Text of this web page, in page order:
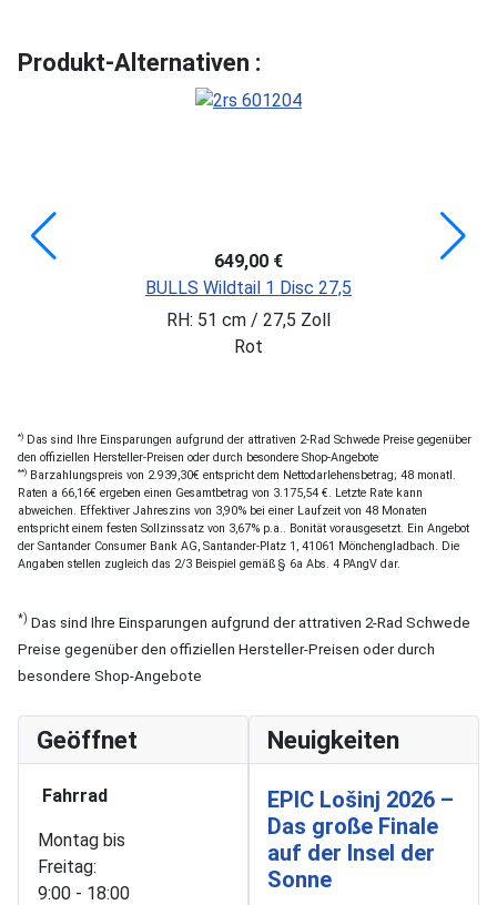
Produkt-Alternativen :
649,00 €
BULLS Wildtail 1 Disc 27,5
RH: 51 cm / 27,5 Zoll
Rot
*) Das sind Ihre Einsparungen aufgrund der attrativen 2-Rad Schwede Preise gegenüber
den offiziellen Hersteller-Preisen oder durch besondere Shop-Angebote
**) Barzahlungspreis von 2.939,30€ entspricht dem Nettodarlehensbetrag; 48 monatl.
Raten a 66,16€ ergeben einen Gesamtbetrag von 3.175,54 €. Letzte Rate kann
abweichen. Effektiver Jahreszins von 3,90% bei einer Laufzeit von 48 Monaten
entspricht einem festen Sollzinssatz von 3,67% p.a.. Bonität vorausgesetzt. Ein Angebot
der Santander Consumer Bank AG, Santander-Platz 1, 41061 Mönchengladbach. Die
Angaben stellen zugleich das 2/3 Beispiel gemäß § 6a Abs. 4 PAngV dar.
*) Das sind Ihre Einsparungen aufgrund der attrativen 2-Rad Schwede
Preise gegenüber den offiziellen Hersteller-Preisen oder durch
besondere Shop-Angebote
Geöffnet
Fahrrad
Montag bis
Freitag:
9:00 - 18:00
Neuigkeiten
EPIC Lošinj 2026 –
Das große Finale
auf der Insel der
Sonne